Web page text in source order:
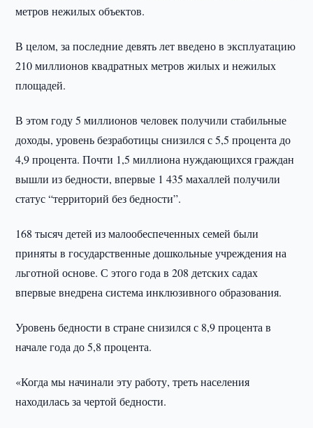
метров нежилых объектов.
В целом, за последние девять лет введено в эксплуатацию
210 миллионов квадратных метров жилых и нежилых
площадей.
В этом году 5 миллионов человек получили стабильные
доходы, уровень безработицы снизился с 5,5 процента до
4,9 процента. Почти 1,5 миллиона нуждающихся граждан
вышли из бедности, впервые 1 435 махаллей получили
статус “территорий без бедности”.
168 тысяч детей из малообеспеченных семей были
приняты в государственные дошкольные учреждения на
льготной основе. С этого года в 208 детских садах
впервые внедрена система инклюзивного образования.
Уровень бедности в стране снизился с 8,9 процента в
начале года до 5,8 процента.
«Когда мы начинали эту работу, треть населения
находилась за чертой бедности.